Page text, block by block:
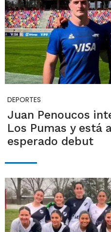
DEPORTES
Juan Penoucos
Los Pumas y está
esperado debut